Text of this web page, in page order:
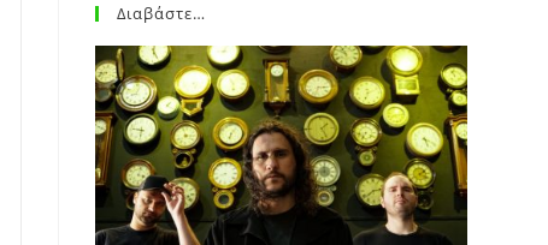
Διαβάστε…